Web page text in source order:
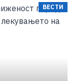
ВЕСТИ